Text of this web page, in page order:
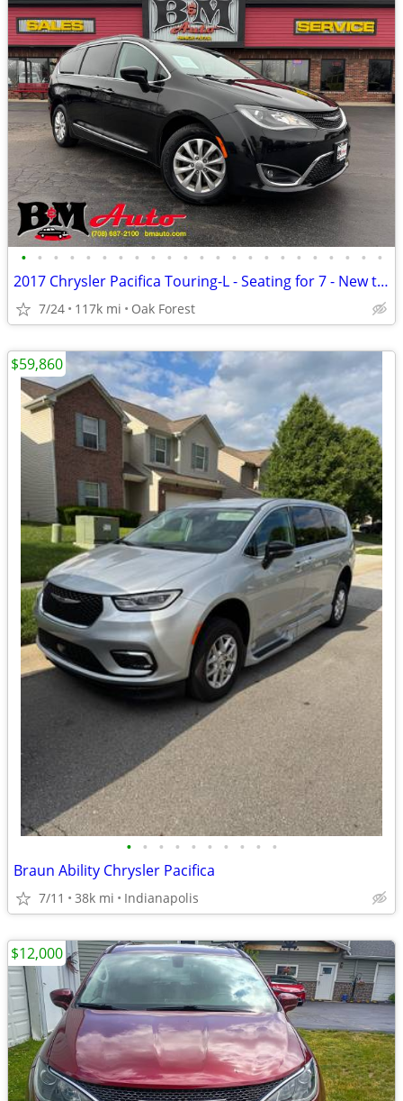
• • • • • • • • • • • • • • • • • • • • • • •
2017 Chrysler Pacifica Touring-L - Seating for 7 - New tires!
7/24 117k mi Oak Forest
• • • • • • • • • •
Braun Ability Chrysler Pacifica
7/11 38k mi Indianapolis
$59,860
$12,000